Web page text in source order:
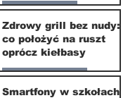
Nasze miasto
3 lip
Zdrowy grill bez nudy:
co położyć na ruszt
oprócz kiełbasy
Zdrowie i uroda
Smartfony w szkołach.